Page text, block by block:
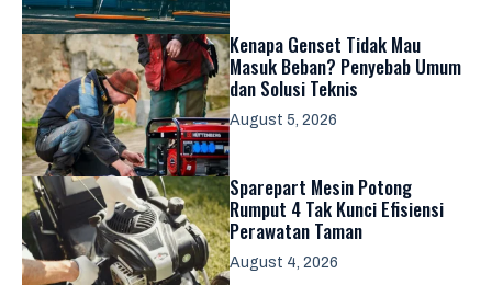
Kenapa Genset Tidak Mau
Masuk Beban? Penyebab Umum
dan Solusi Teknis
August 5, 2026
Sparepart Mesin Potong
Rumput 4 Tak Kunci Efisiensi
Perawatan Taman
August 4, 2026